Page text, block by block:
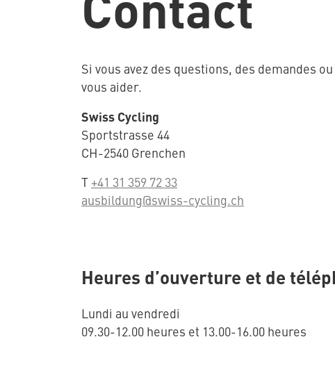
Si vous avez des questions, des demandes
vous aider.
Swiss Cycling
Sportstrasse 44
CH-2540 Grenchen
T +41 31 359 72 33
ausbildung@swiss-cycling.ch
Heures d’ouverture et de
Lundi au vendredi
09.30-12.00 heures et 13.00-16.00 heures